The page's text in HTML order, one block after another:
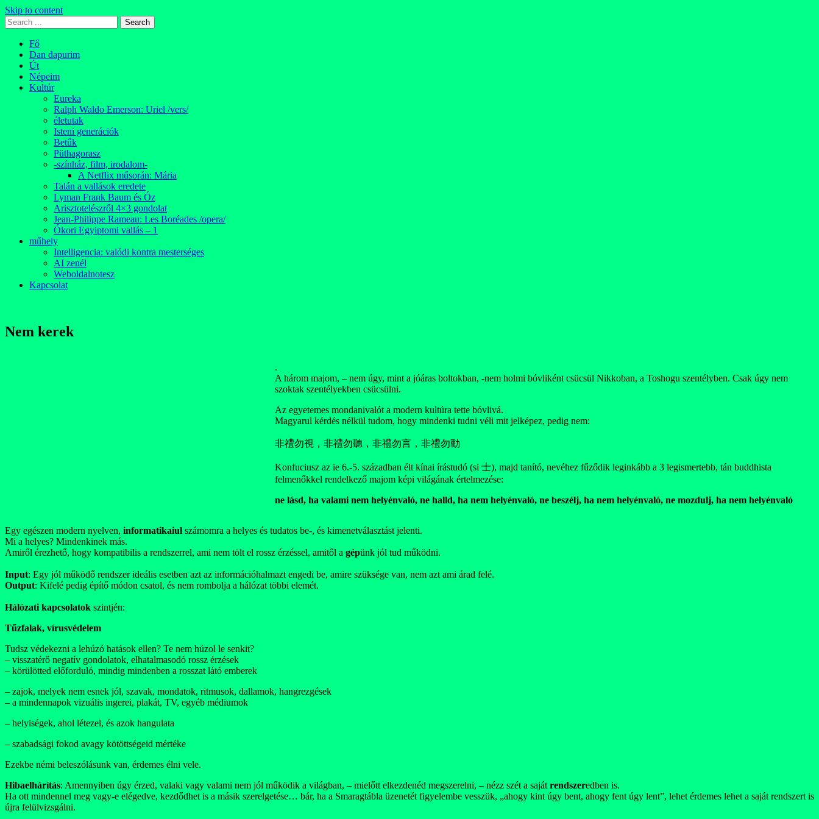
Skip to content
Fő
Dan dapurim
Út
Népeim
Kultúr
Eureka
Ralph Waldo Emerson: Uriel /vers/
életutak
Isteni generációk
Betűk
Püthagorasz
-színház, film, irodalom-
A Netflix műsorán: Mária
Talán a vallások eredete
Lyman Frank Baum és Óz
Arisztotelészről 4×3 gondolat
Jean-Philippe Rameau: Les Boréades /opera/
Ókori Egyiptomi vallás – 1
műhely
Intelligencia: valódi kontra mesterséges
AI zenél
Weboldalnotesz
Kapcsolat
Nem kerek
.
A három majom, – nem úgy, mint a jóáras boltokban, -nem holmi bóvliként csücsül Nikkoban, a Toshogu szentélyben. Csak úgy nem
szoktak szentélyekben csücsülni.
Az egyetemes mondanivalót a modern kultúra tette bóvlivá.
Magyarul kérdés nélkül tudom, hogy mindenki tudni véli mit jelképez, pedig nem:
非禮勿視，非禮勿聽，非禮勿言，非禮勿動
Konfuciusz az ie 6.-5. században élt kínai írástudó (si 士), majd tanító, nevéhez fűződik leginkább a 3 legismertebb, tán buddhista
felmenőkkel rendelkező majom képi világának értelmezése:
ne lásd, ha valami nem helyénvaló, ne halld, ha nem helyénvaló, ne beszélj, ha nem helyénvaló, ne mozdulj, ha nem helyénvaló
Egy egészen modern nyelven, informatikaiul számomra a helyes és tudatos be-, és kimenetválasztást jelenti.
Mi a helyes? Mindenkinek más.
Amiről érezhető, hogy kompatibilis a rendszerrel, ami nem tölt el rossz érzéssel, amitől a gépünk jól tud működni.
Input: Egy jól működő rendszer ideális esetben azt az információhalmazt engedi be, amire szüksége van, nem azt ami árad felé.
Output: Kifelé pedig építő módon csatol, és nem rombolja a hálózat többi elemét.
Hálózati kapcsolatok szintjén:
Tűzfalak, vírusvédelem
Tudsz védekezni a lehúzó hatások ellen? Te nem húzol le senkit?
– visszatérő negatív gondolatok, elhatalmasodó rossz érzések
– körülötted előforduló, mindig mindenben a rosszat látó emberek
– zajok, melyek nem esnek jól, szavak, mondatok, ritmusok, dallamok, hangrezgések
– a mindennapok vizuális ingerei, plakát, TV, egyéb médiumok
– helyiségek, ahol létezel, és azok hangulata
– szabadsági fokod avagy kötöttségeid mértéke
Ezekbe némi beleszólásunk van, érdemes élni vele.
Hibaelhárítás: Amennyiben úgy érzed, valaki vagy valami nem jól működik a világban, – mielőtt elkezdenéd megszerelni, – nézz szét a saját rendszeredben is.
Ha ott mindennel meg vagy-e elégedve, kezdődhet is a másik szerelgetése… bár, ha a Smaragtábla üzenetét figyelembe vesszük, „ahogy kint úgy bent, ahogy fent úgy lent”, lehet érdemes lehet a saját rendszert is
újra felülvizsgálni.